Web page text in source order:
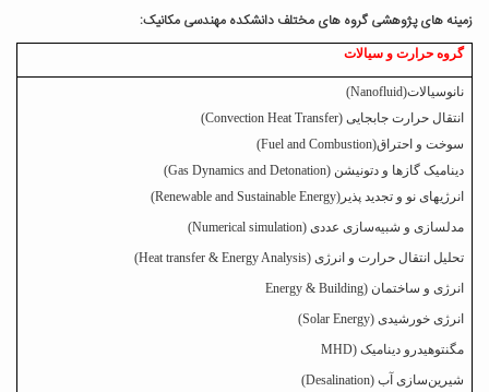
زمینه های پژوهشی گروه های مختلف دانشکده مهندسی مکانیک:
گروه حرارت و سیالات
نانوسیالات(Nanofluid)
انتقال حرارت جابجایی (Convection Heat Transfer)
سوخت و احتراق(Fuel and Combustion)
دینامیک گازها و دتونیشن (Gas Dynamics and Detonation)
انرژیهای نو و تجدید پذیر (Renewable and Sustainable Energy)
مدلسازی و شبیه‌سازی عددی (Numerical simulation
)
تحلیل انتقال حرارت و انرژی (Heat transfer & Energy Analysis
)
انرژی و ساختمان (Energy & Building
انرژی خورشیدی (Solar Energy
)
مگنتوهیدرو دینامیک (MHD
شیرینسازی آب (Desalination
)